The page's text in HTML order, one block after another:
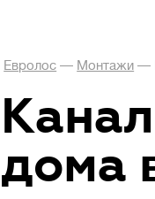
Евролос — Монтажи —
дома